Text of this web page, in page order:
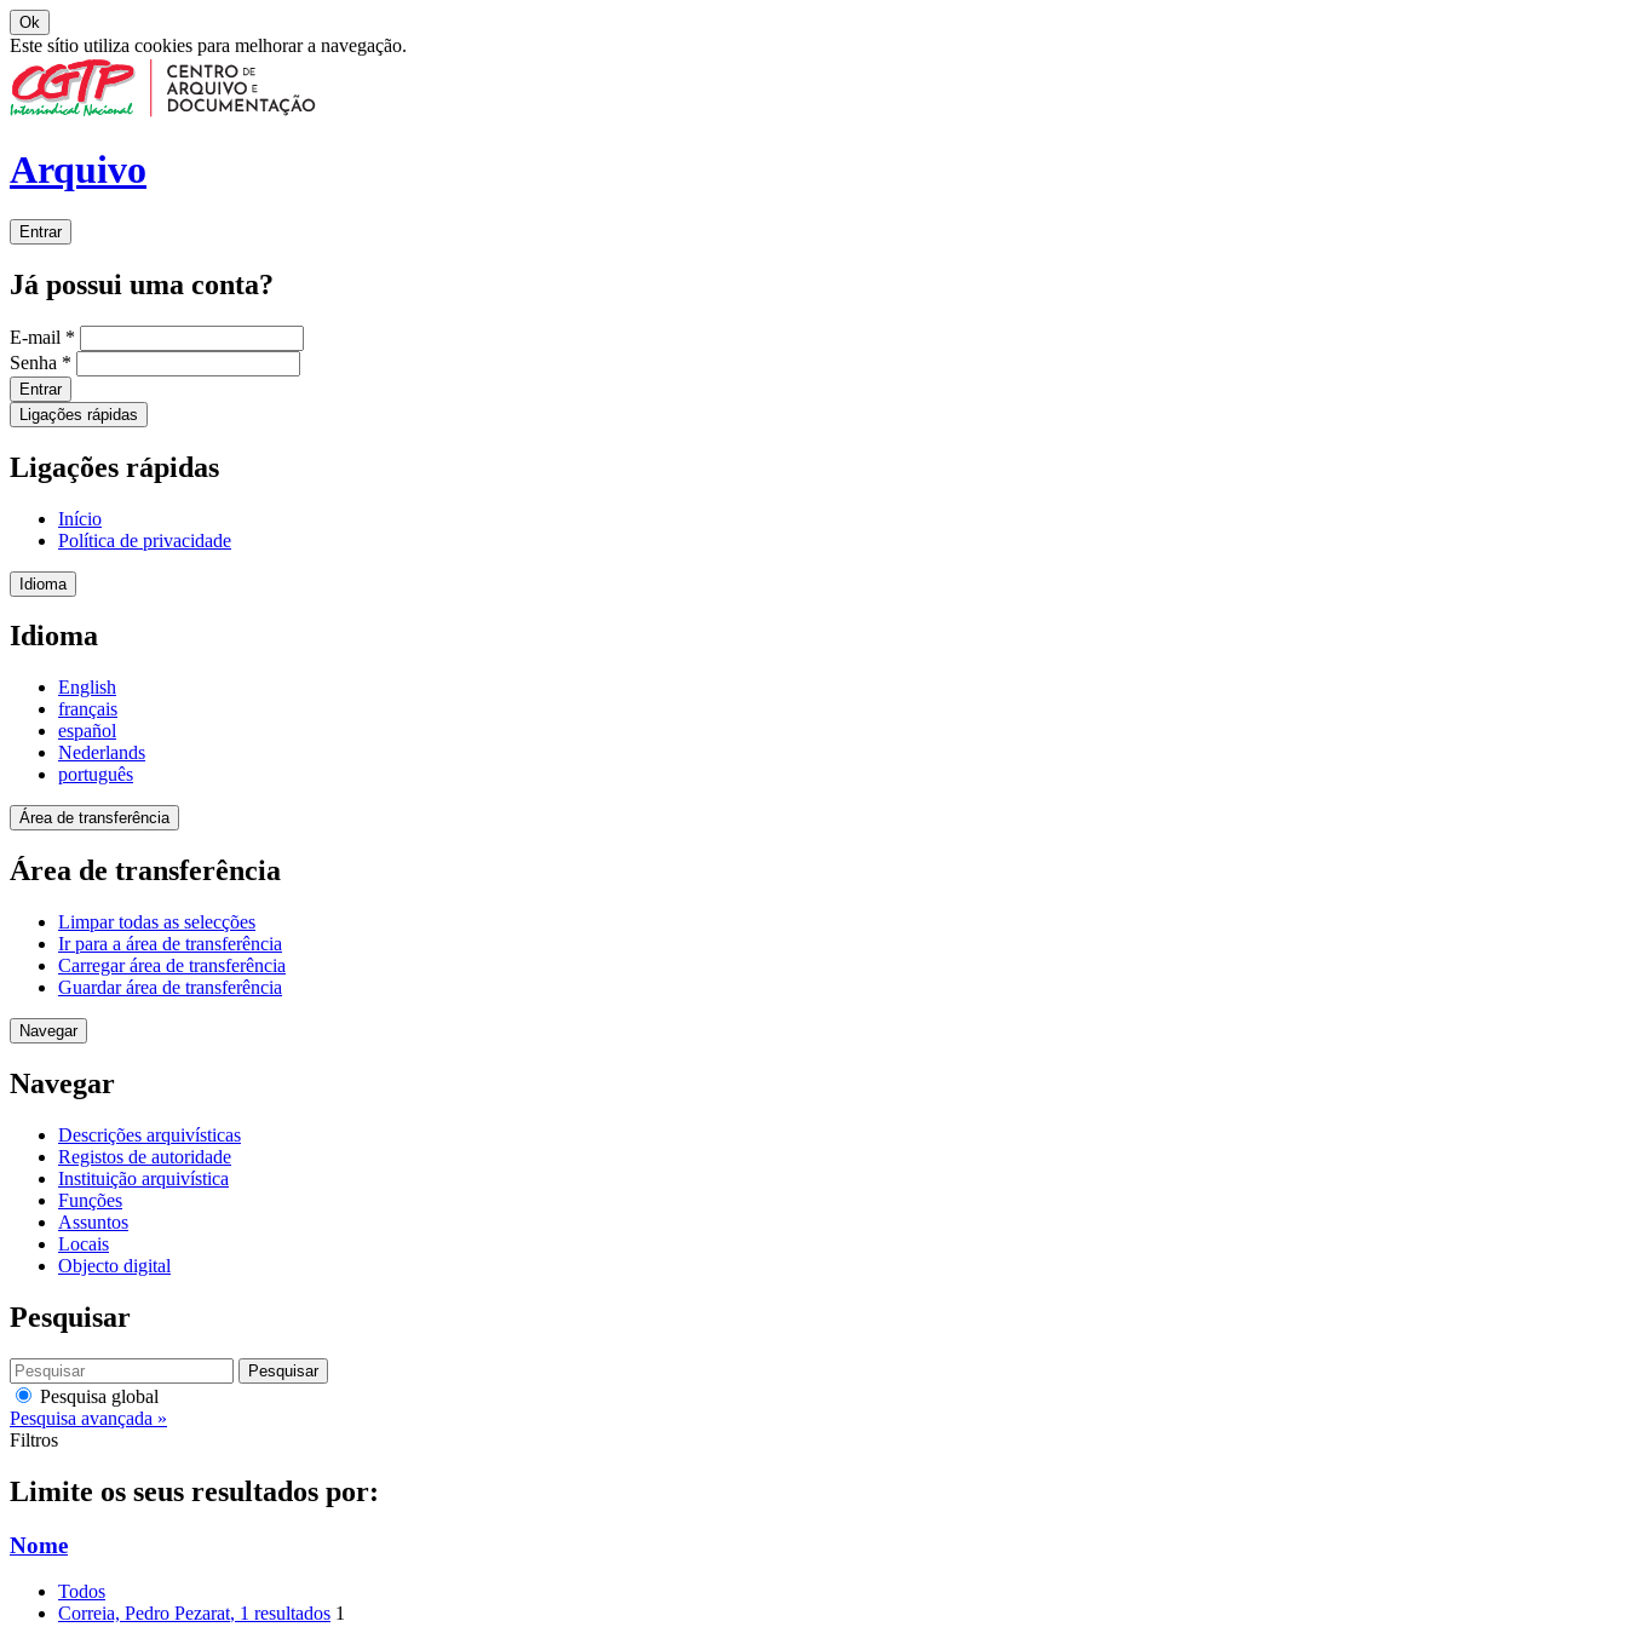
Ok
Este sítio utiliza cookies para melhorar a navegação.
Arquivo
Entrar
Já possui uma conta?
E-mail *
Senha *
Entrar
Ligações rápidas
Ligações rápidas
Início
Política de privacidade
Idioma
Idioma
English
français
español
Nederlands
português
Área de transferência
Área de transferência
Limpar todas as selecções
Ir para a área de transferência
Carregar área de transferência
Guardar área de transferência
Navegar
Navegar
Descrições arquivísticas
Registos de autoridade
Instituição arquivística
Funções
Assuntos
Locais
Objecto digital
Pesquisar
Pesquisar
Pesquisa global
Pesquisa avançada »
Filtros
Limite os seus resultados por:
Nome
Todos
Correia, Pedro Pezarat, 1 resultados 1